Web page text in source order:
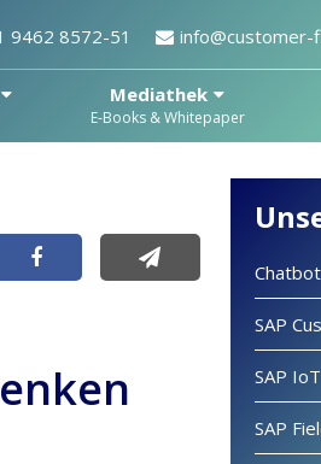
9462 8572-51
Mediathek
E-Books & Whitepaper
Chatbot
SAP
SAP IoT
SAP